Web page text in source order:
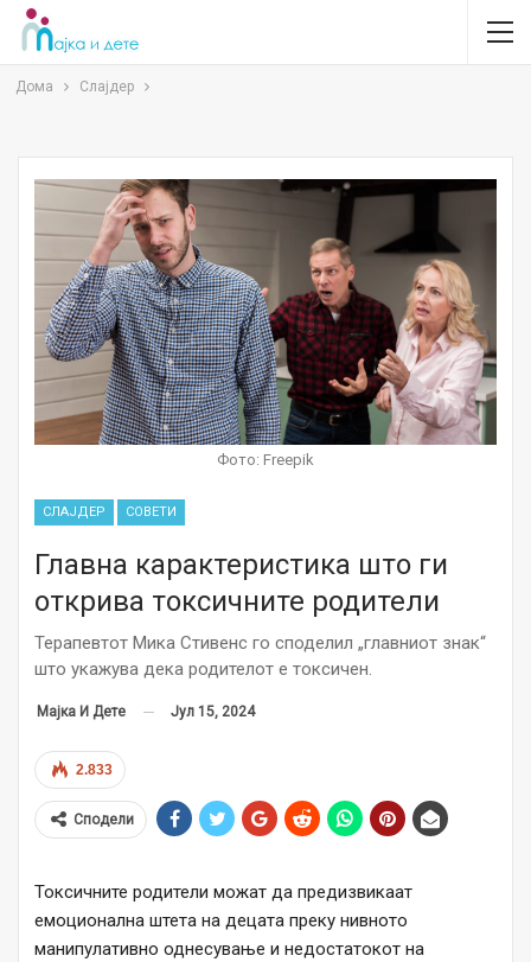
Дома Слајдер
Фото: Freepik
СЛАЈДЕР СОВЕТИ
Главна карактеристика што ги
открива токсичните родители
Терапевтот Мика Стивенс го споделил „главниот знак“
што укажува дека родителот е токсичен.
Мајка И Дете Јул 15, 2024
2.833
Сподели
Токсичните родители можат да предизвикаат
емоционална штета на децата преку нивното
манипулативно однесување и недостатокот на